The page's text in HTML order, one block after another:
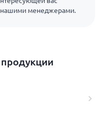
нашими менеджерами.